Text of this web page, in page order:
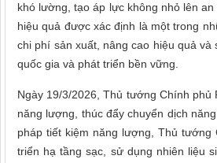
khó lường, tạo áp lực không nhỏ lên
hiệu quả được xác định là một trong
chi phí sản xuất, nâng cao hiệu quả
quốc gia và phát triển bền vững.
Ngày 19/3/2026, Thủ tướng Chính
năng lượng, thúc đẩy chuyển dịch
pháp tiết kiệm năng lượng, Thủ
triển hạ tầng sạc, sử dụng nhiên liệu